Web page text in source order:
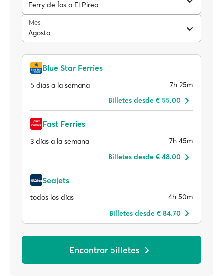
Ferry de Íos a El Pireo
Mes
Agosto
Blue Star Ferries
5 días a la semana
7h 25m
Billetes desde € 55.00
Fast Ferries
3 días a la semana
7h 45m
Billetes desde € 48.00
Seajets
todos los días
4h 50m
Billetes desde € 84.70
Encontrar billetes